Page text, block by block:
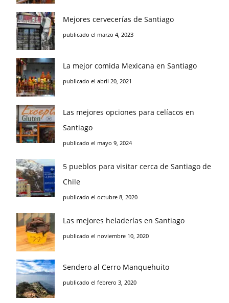
Mejores cervecerías de Santiago
publicado el marzo 4, 2023
La mejor comida Mexicana en Santiago
publicado el abril 20, 2021
Las mejores opciones para celíacos en
Santiago
publicado el mayo 9, 2024
5 pueblos para visitar cerca de Santiago de
Chile
publicado el octubre 8, 2020
Las mejores heladerías en Santiago
publicado el noviembre 10, 2020
Sendero al Cerro Manquehuito
publicado el febrero 3, 2020